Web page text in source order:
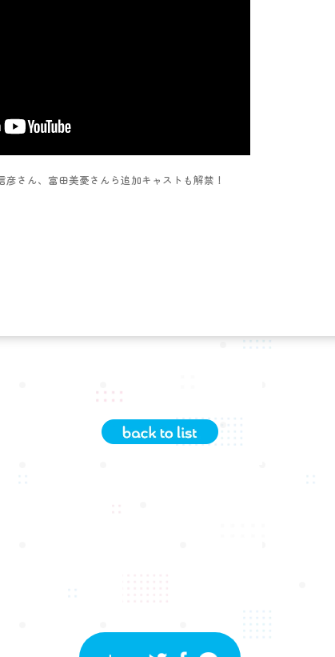
さん、富田美憂さんら追加キャストも解禁！